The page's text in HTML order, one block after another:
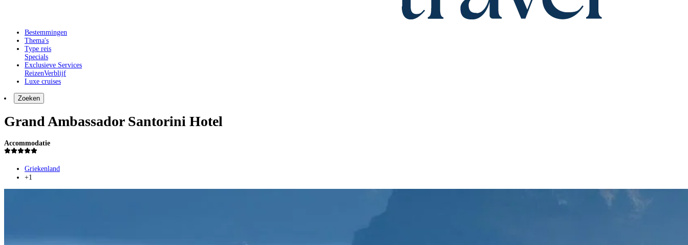
Bestemmingen
Thema's
Type reis
Specials
Exclusieve Services
ReizenVerblijf
Luxe cruises
Zoeken
Grand Ambassador Santorini Hotel
Accommodatie
Griekenland
+1